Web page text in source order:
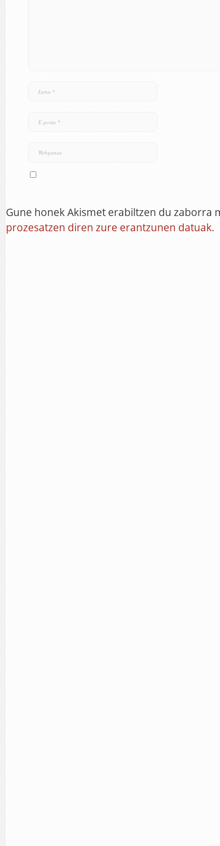
Gune honek Akismet erabiltzen du zaborra
prozesatzen diren zure erantzunen datuak.